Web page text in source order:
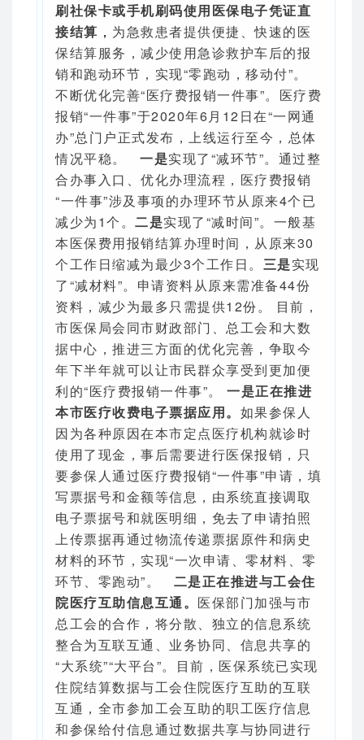
刷社保卡或手机刷码使用医保电子凭证直
接结算 ， 为急救患者提供便捷、快速的医
保结算服务，减少使用急诊救护车后的报
销和跑动环节，实现“零跑动，移动付”。
不断优化完善“医疗费报销一件事”。医疗费
报销“一件事”于2020年6月12日在“一网通
办”总门户正式发布，上线运行至今，总体
情况平稳。
一是实现了“减环节”。通过整
合办事入口、优化办理流程，医疗费报销
“一件事”涉及事项的办理环节从原来4个已
减少为1个。 二是实现了“减时间”。一般基
本医保费用报销结算办理时间，从原来30
个工作日缩减为最少3个工作日。 三是实现
了“减材料”。申请资料从原来需准备44份
资料，减少为最多只需提供12份。
目前，
市医保局会同市财政部门、总工会和大数
据中心，推进三方面的优化完善，争取今
年下半年就可以让市民群众享受到更加便
利的“医疗费报销一件事”。
一是正在推进
本市医疗收费电子票据应用。 如果参保人
因为各种原因在本市定点医疗机构就诊时
使用了现金，事后需要进行医保报销，只
要参保人通过医疗费报销“一件事”申请，填
写票据号和金额等信息，由系统直接调取
电子票据号和就医明细，免去了申请拍照
上传票据再通过物流传递票据原件和病史
材料的环节，实现“一次申请、零材料、零
环节、零跑动”。
二是正在推进与工会住
院医疗互助信息互通。 医保部门加强与市
总工会的合作，将分散、独立的信息系统
整合为互联互通、业务协同、信息共享的
“大系统”“大平台”。目前，医保系统已实现
住院结算数据与工会住院医疗互助的互联
互通，全市参加工会互助的职工医疗信息
和参保给付信息通过数据共享与协同进行